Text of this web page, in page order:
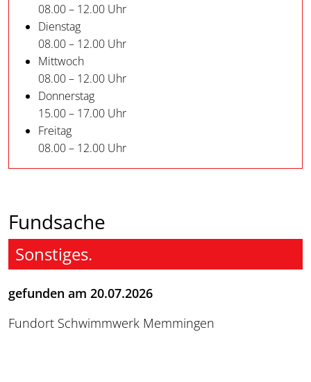
08.00 – 12.00 Uhr
Dienstag
08.00 – 12.00 Uhr
Mittwoch
08.00 – 12.00 Uhr
Donnerstag
15.00 – 17.00 Uhr
Freitag
08.00 – 12.00 Uhr
Fundsache
Sonstiges.
gefunden am 20.07.2026
Fundort Schwimmwerk Memmingen